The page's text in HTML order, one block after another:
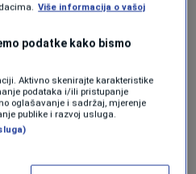
Venecueli: Broj žrtava
porastao na 920
planirane zračne udare na
dogovor na najvišem
Više informacija o vašoj
podatke kako bismo
Aktivno skenirajte karakteristike
podataka i/ili pristupanje
oglašavanje i sadržaj, mjerenje
publike i razvoj usluga.